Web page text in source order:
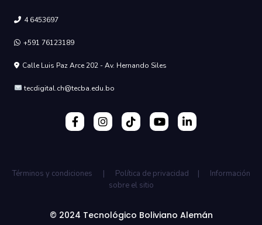
4 6453697
+591 76123189
Calle Luis Paz Arce 202 - Av. Hernando Siles
tecdigital.ch@tecba.edu.bo
Términos y condiciones | Política de privacidad | Información
sobre el sitio
© 2024 Tecnológico Boliviano Alemán